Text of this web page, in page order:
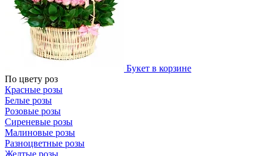
Букет в корзине
По цвету роз
Красные розы
Белые розы
Розовые розы
Сиреневые розы
Малиновые розы
Разноцветные розы
Желтые розы